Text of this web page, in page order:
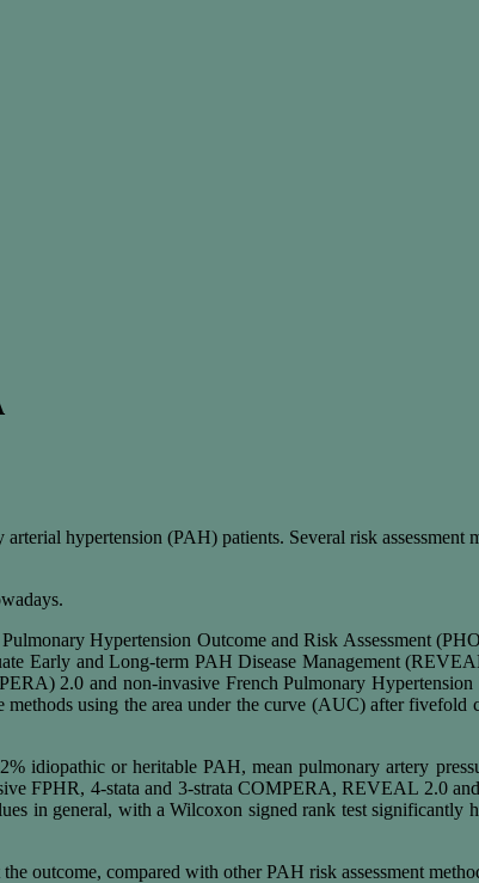
hypertension (PAH) patients. Several risk assessment
Hypertension Outcome and Risk Assessment
Early and Long-term PAH Disease Management
2.0 and non-invasive French Pulmonary Hypertension
using the area under the curve (AUC) after fivefold
idiopathic or heritable PAH, mean pulmonary artery
FPHR, 4-stata and 3-strata COMPERA, REVEAL 2.0
in general, with a Wilcoxon signed rank test significantly
outcome, compared with other PAH risk assessment